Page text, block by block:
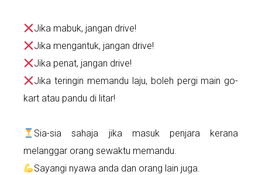
Jika mabuk, jangan drive!
Jika mengantuk, jangan drive!
Jika penat, jangan drive!
Jika teringin memandu laju, boleh pergi main go-
kart atau pandu di litar!
Sia-sia sahaja jika masuk penjara kerana
melanggar orang sewaktu memandu.
Sayangi nyawa anda dan orang lain juga.